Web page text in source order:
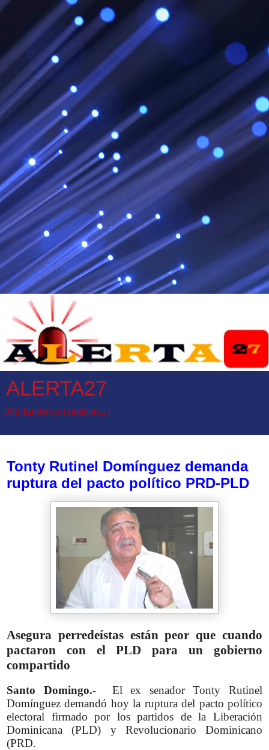
ALERTA27
Alertando con noticias...!
Tonty Rutinel Domínguez demanda
ruptura del pacto político PRD-PLD
Asegura perredeístas están peor que cuando
pactaron con el PLD para un gobierno
compartido
Santo Domingo.-El ex senador Tonty Rutinel
Domínguez demandó hoy la ruptura del pacto político
electoral firmado por los partidos de la Liberación
Dominicana (PLD) y Revolucionario Dominicano
(PRD.